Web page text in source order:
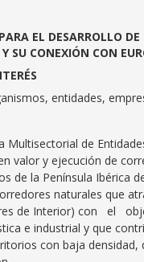
EL DESARROLLO
SU CONEXIÓN CON
entidades,
Multisectorial de
valor y ejecución de
de la Península Ibérica
naturales que
de Interior) con el
e industrial y que
con baja